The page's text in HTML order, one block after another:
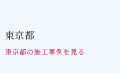
東京都
東京都の施工事例を見る